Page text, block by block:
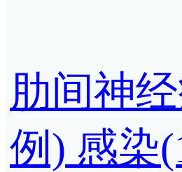
肋间神
例) 感染